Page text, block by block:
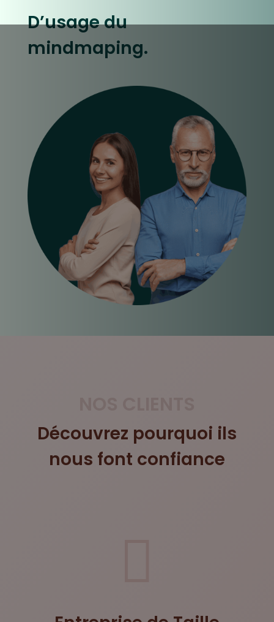
D’usage du
mindmaping.
Découvrez pourquoi ils
nous font confiance